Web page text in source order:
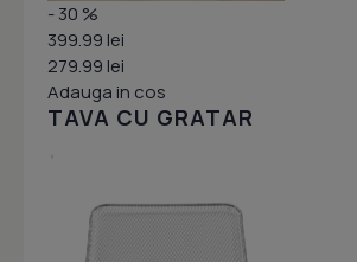
- 30 %
399.99 lei
279.99 lei
Adauga in cos
TAVA CU GRATAR